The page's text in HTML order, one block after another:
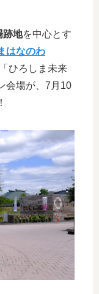
跡地を中心とす
はなのわ
ひろしま未来
会場が、7月10